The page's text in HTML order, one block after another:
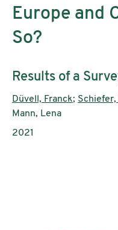
Europe and
So?
Untertitel:
Results of a
AutorInnen:
Düvell, Franck; Schiefer,
Mann, Lena
Publikationsjahr:
2021